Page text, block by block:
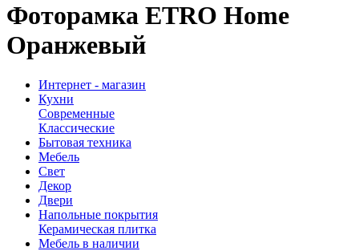
Фоторамка ETRO Home
Оранжевый
Интернет - магазин
Кухни
Современные
Классические
Бытовая техника
Мебель
Свет
Декор
Двери
Напольные покрытия
Керамическая плитка
Мебель в наличии